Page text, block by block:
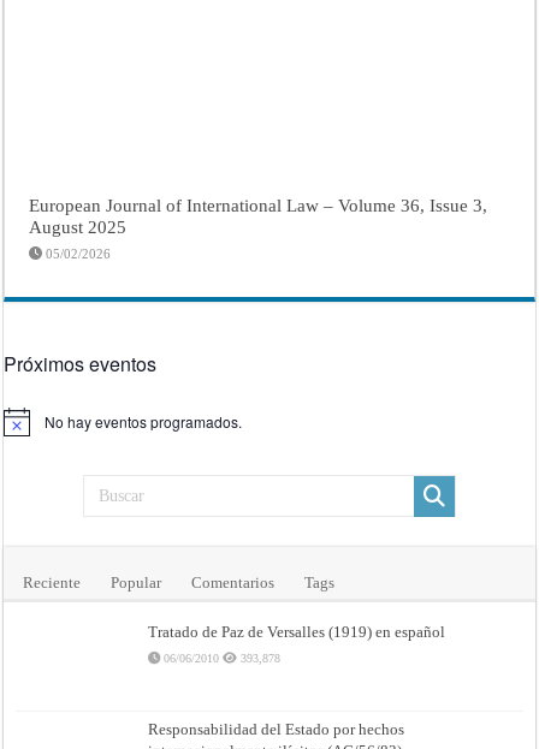
European Journal of International Law – Volume 36, Issue 3,
August 2025
05/02/2026
Próximos eventos
Aviso No hay eventos programados.
Reciente Popular Comentarios Tags
Tratado de Paz de Versalles (1919) en español
06/06/2010 393,878
Responsabilidad del Estado por hechos